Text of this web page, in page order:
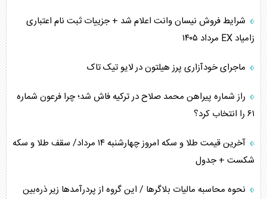
ترامپ و توهم خلع سلاح حماس
چرا کویت به دنبال شریک امنیتی جدید است؟
اعتراف غرب به قدرت ایران در تثبیت معادلات
خطای راهبردی ترامپ مقابل برزیل
شرایط فروش نیسان وانت اعلام شد + جزییات ثبت نام اعتباری
زامیاد EX مرداد ۱۴۰۵
ماجرای خودآزاری پرز هیلتون در لایو تیک تاک
راز شماره پیراهن محمد صلاح در ترکیه فاش شد؛ چرا فرعون شماره
۶۱ را انتخاب کرد؟
آخرین قیمت طلا و سکه امروز چهارشنبه ۱۴ مرداد/ سقف طلا و سکه
شکست + جدول
نحوه محاسبه مالیات بلاگر‌ها / این گروه از پردرآمد‌ها زیر ذره‌بین